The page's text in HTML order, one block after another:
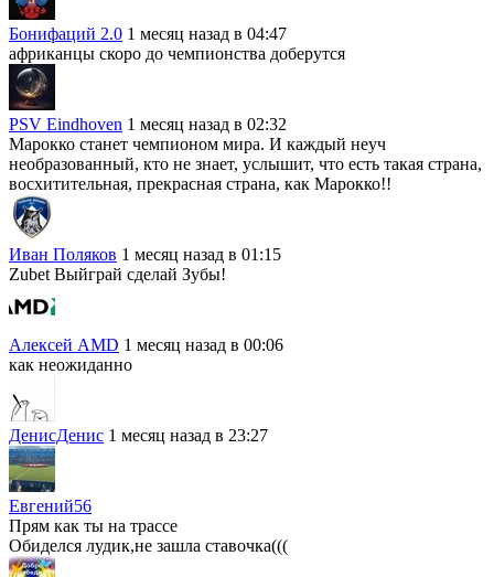
Бонифаций 2.0 1 месяц назад в 04:47
африканцы скоро до чемпионства доберутся
PSV Eindhoven 1 месяц назад в 02:32
Марокко станет чемпионом мира. И каждый неуч
необразованный, кто не знает, услышит, что есть такая страна,
восхитительная, прекрасная страна, как Марокко!!
Иван Поляков 1 месяц назад в 01:15
Zubet Выйграй сделай Зубы!
Алексей AMD 1 месяц назад в 00:06
как неожиданно
ДенисДенис 1 месяц назад в 23:27
Евгений56
Прям как ты на трассе
Обиделся лудик,не зашла ставочка(((